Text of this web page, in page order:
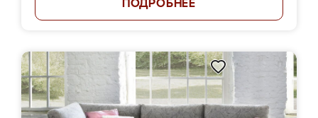
ПОДРОБНЕЕ